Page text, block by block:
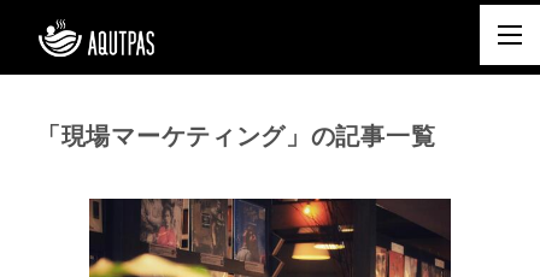
「現場マーケティング」の記事一覧